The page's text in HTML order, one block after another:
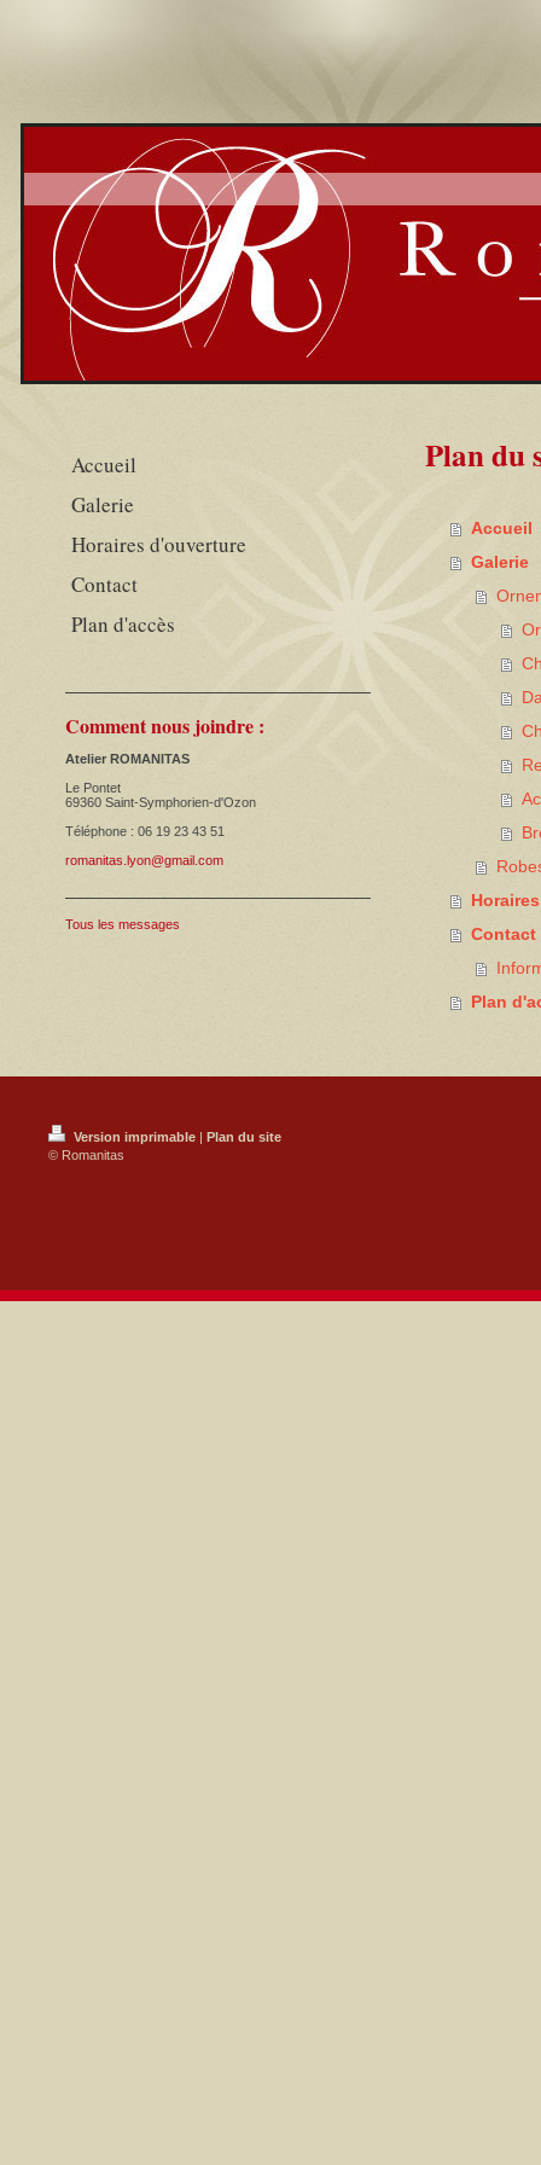
Plan du
Accueil
Galerie
Contact
Plan
Accueil
Galerie
Horaires d'ouverture
Contact
Plan d'accès
Comment nous joindre :
Atelier ROMANITAS
Le Pontet
69360 Saint-Symphorien-d'Ozon
Téléphone : 06 19 23 43 51
romanitas.lyon@gmail.com
Tous les messages
Version imprimable | Plan du site
© Romanitas